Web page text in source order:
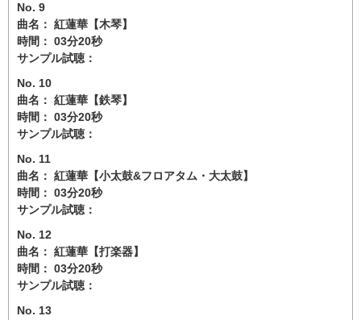
No. 9
曲名： 紅蓮華【木琴】
時間： 03分20秒
サンプル試聴：
No. 10
曲名： 紅蓮華【鉄琴】
時間： 03分20秒
サンプル試聴：
No. 11
曲名： 紅蓮華【小太鼓&フロアタム・大太鼓】
時間： 03分20秒
サンプル試聴：
No. 12
曲名： 紅蓮華【打楽器】
時間： 03分20秒
サンプル試聴：
No. 13